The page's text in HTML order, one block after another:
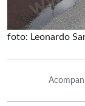
foto: Leonardo